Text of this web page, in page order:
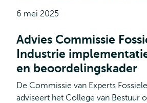
6 mei 2025
Advies Commissie
Industrie
en beoordelingskader
De Commissie van Experts
adviseert het College van Bestuur